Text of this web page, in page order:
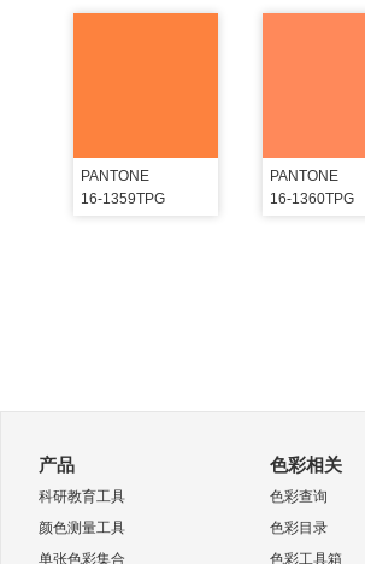
PANTONE
16-1359TPG
PANTONE
16-1360TPG
产品
科研教育工具
颜色测量工具
单张色彩集合
色彩相关
色彩查询
色彩目录
色彩工具箱